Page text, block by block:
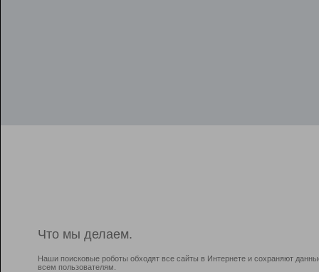
Что мы делаем.
Наши поисковые роботы обходят все сайты в Интернете и сохраняют
всем пользователям.